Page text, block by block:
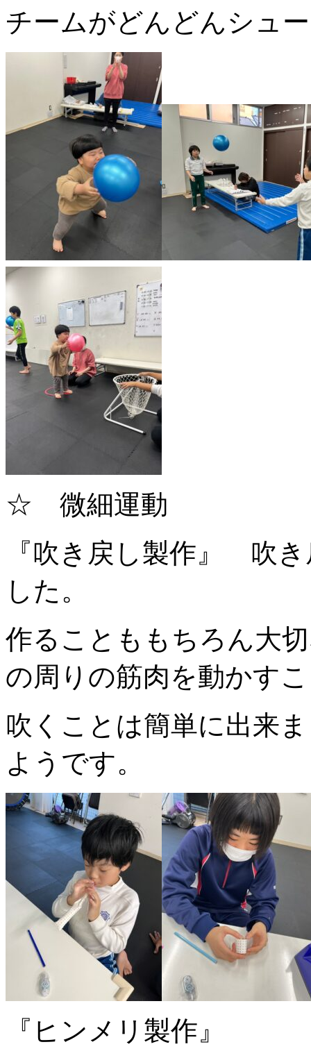
チームがどんどんシュ
☆ 微細運動
『吹き戻し製作』 吹
した。
作ることももちろん大
の周りの筋肉を動かす
吹くことは簡単に出来
ようです。
『ヒンメリ製作』